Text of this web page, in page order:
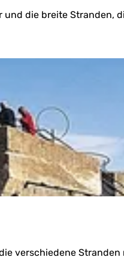
und die breite Stranden,
verschiedene Stranden